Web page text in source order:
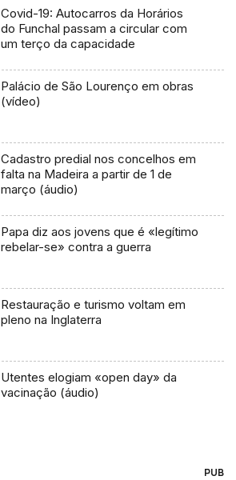
Covid-19: Autocarros da Horários
do Funchal passam a circular com
um terço da capacidade
Palácio de São Lourenço em obras
(vídeo)
Cadastro predial nos concelhos em
falta na Madeira a partir de 1 de
março (áudio)
Papa diz aos jovens que é «legítimo
rebelar-se» contra a guerra
Restauração e turismo voltam em
pleno na Inglaterra
Utentes elogiam «open day» da
vacinação (áudio)
PUB